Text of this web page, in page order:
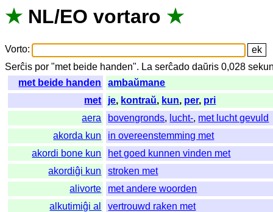
★ NL/EO vortaro ★
Vorto:
Serĉis por "met beide handen". La serĉado daŭris 0,028
met beide handen
ambaŭmane
met
je, kontraŭ, kun, per, pri
aera
bovengronds, lucht-, met lucht gevuld
akorda kun
in overeenstemming met
akordi bone kun
het goed kunnen vinden met
akordiĝi kun
stroken met
alivorte
met andere woorden
alkutimiĝi al
vertrouwd raken met